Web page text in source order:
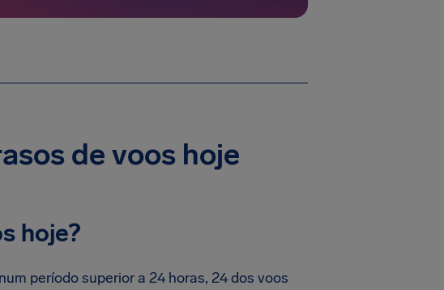
de voos hoje
hoje?
período superior a 24 horas, 24 dos voos